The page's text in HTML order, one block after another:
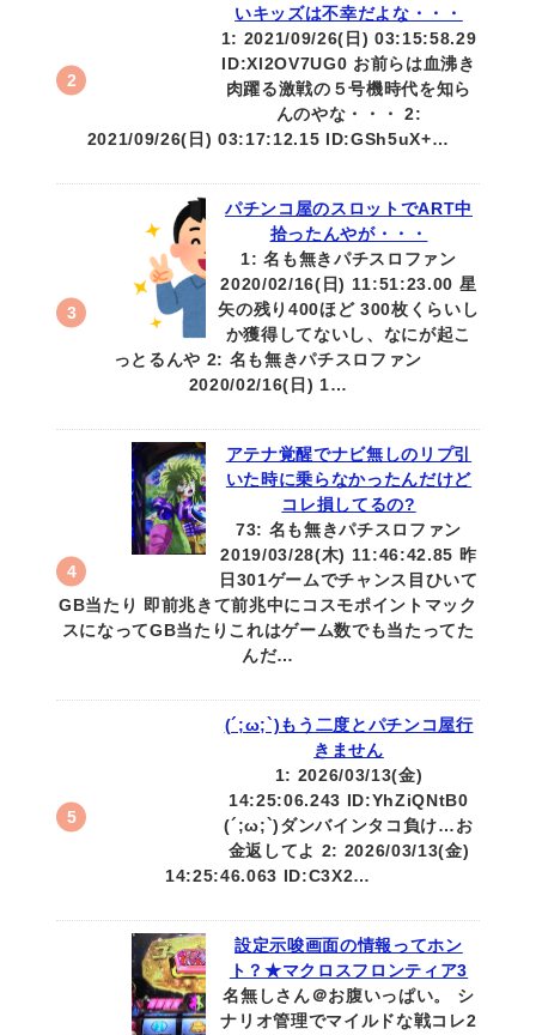
いキッズは不幸だよな・・・
1: 2021/09/26(日) 03:15:58.29
ID:Xl2OV7UG0 お前らは血沸き
肉躍る激戦の５号機時代を知ら
んのやな・・・ 2:
2021/09/26(日) 03:17:12.15 ID:GSh5uX+…
パチンコ屋のスロットでART中
拾ったんやが・・・
1: 名も無きパチスロファン
2020/02/16(日) 11:51:23.00 星
矢の残り400ほど 300枚くらいし
か獲得してないし、なにが起こ
っとるんや 2: 名も無きパチスロファン
2020/02/16(日) 1…
アテナ覚醒でナビ無しのリプ引
いた時に乗らなかったんだけど
コレ損してるの?
73: 名も無きパチスロファン
2019/03/28(木) 11:46:42.85 昨
日301ゲームでチャンス目ひいて
GB当たり 即前兆きて前兆中にコスモポイントマック
スになってGB当たりこれはゲーム数でも当たってた
んだ…
(´;ω;`)もう二度とパチンコ屋行
きません
1: 2026/03/13(金)
14:25:06.243 ID:YhZiQNtB0
(´;ω;`)ダンバインタコ負け…お
金返してよ 2: 2026/03/13(金)
14:25:46.063 ID:C3X2…
設定示唆画面の情報ってホン
ト？★マクロスフロンティア3
名無しさん＠お腹いっぱい。 シ
ナリオ管理でマイルドな戦コレ2